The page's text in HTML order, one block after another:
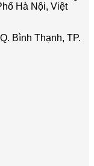
Cách
Hà Nội, Việt
Bình Thạnh, TP.